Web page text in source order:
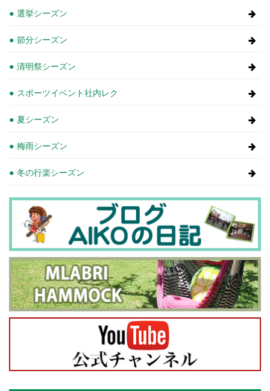
選挙シーズン
節分シーズン
清明祭シーズン
スポーツイベント社内レク
夏シーズン
梅雨シーズン
冬の行楽シーズン